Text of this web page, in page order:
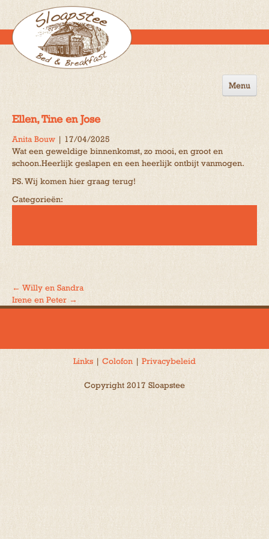
Menu
Omgeving
Gastenboek
Ellen, Tine en Jose
Anita Bouw | 17/04/2025
Wat een geweldige binnenkomst, zo mooi, en groot en
schoon.Heerlijk geslapen en een heerlijk ontbijt vanmogen.
PS. Wij komen hier graag terug!
Categorieën:
Bericht
← Willy en Sandra
Irene en Peter →
Links | Colofon | Privacybeleid
Copyright 2017 Sloapstee